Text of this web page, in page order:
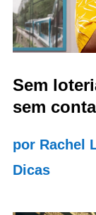
Sem
sem
por Rachel
Dicas